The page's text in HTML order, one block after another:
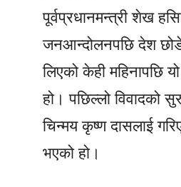
पूर्वप्रधानमन्त्री शेख
जनआन्दोलनपछि देश
लिएको केही महिनापछि
हो। पछिल्लो विवादको
चिन्मय कृष्ण दासलाई
भएको हो।